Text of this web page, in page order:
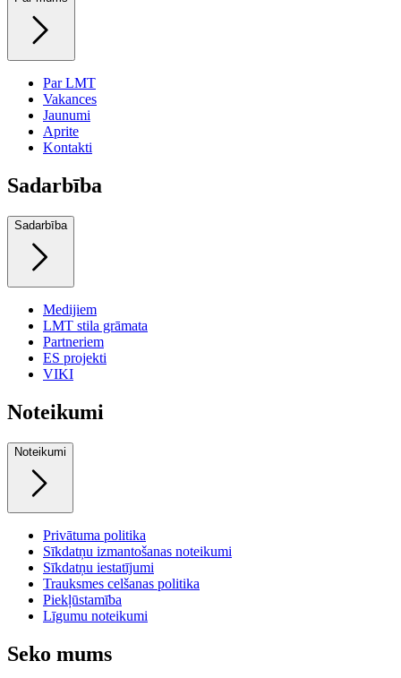
Par LMT
Vakances
Jaunumi
Aprite
Kontakti
Sadarbība
Sadarbība
Medijiem
LMT stila grāmata
Partneriem
ES projekti
VIKI
Noteikumi
Noteikumi
Privātuma politika
Sīkdatņu izmantošanas noteikumi
Sīkdatņu iestatījumi
Trauksmes celšanas politika
Piekļūstamība
Līgumu noteikumi
Seko mums